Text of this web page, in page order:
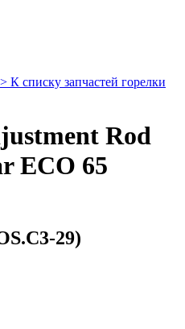
К списку запчастей горелки
Rod
ECO 65
29)